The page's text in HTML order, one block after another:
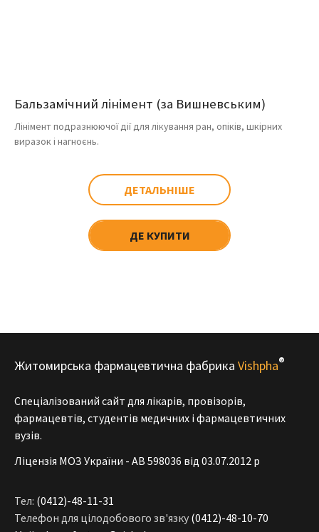
Бальзамічний лінімент (за Вишневським)
Лінімент подразнюючої дії для лікування ран, опіків, шкірних
виразок і нагноєнь.
ДЕТАЛЬНІШЕ
ДЕ КУПИТИ
Житомирська фармацевтична фабрика Vishpha®
Спеціалізований сайт для лікарів, провізорів,
фармацевтів, студентів медичних і фармацевтичних
вузів.
Ліцензія МОЗ України - АВ 598036 від 03.07.2012 р
Тел: (0412)-48-11-31
Телефон для цілодобового зв'язку (0412)-48-10-70